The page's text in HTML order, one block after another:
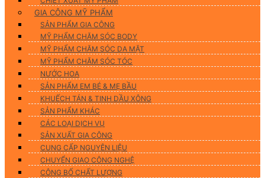
GIA CÔNG MỸ PHẨM
SẢN PHẨM GIA CÔNG
MỸ PHẨM CHĂM SÓC BODY
MỸ PHẨM CHĂM SÓC DA MẶT
MỸ PHẨM CHĂM SÓC TÓC
NƯỚC HOA
SẢN PHẨM EM BÉ & MẸ BẦU
KHUẾCH TÁN & TINH DẦU XÔNG
SẢN PHẨM KHÁC
CÁC LOẠI DỊCH VỤ
SẢN XUẤT GIA CÔNG
CUNG CẤP NGUYÊN LIỆU
CHUYỂN GIAO CÔNG NGHỆ
CÔNG BỐ CHẤT LƯỢNG